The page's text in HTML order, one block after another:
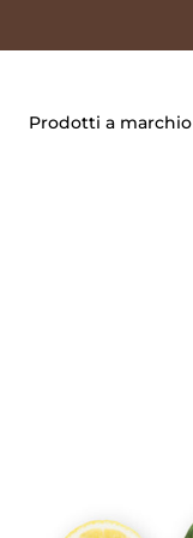
Prodotti a marchio